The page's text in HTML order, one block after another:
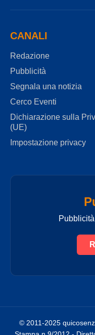
CANALI
Redazione
Pubblicità
Segnala una notizia
Cerco Eventi
Dichiarazione sulla
(UE)
Impostazione privacy
© 2011-2025